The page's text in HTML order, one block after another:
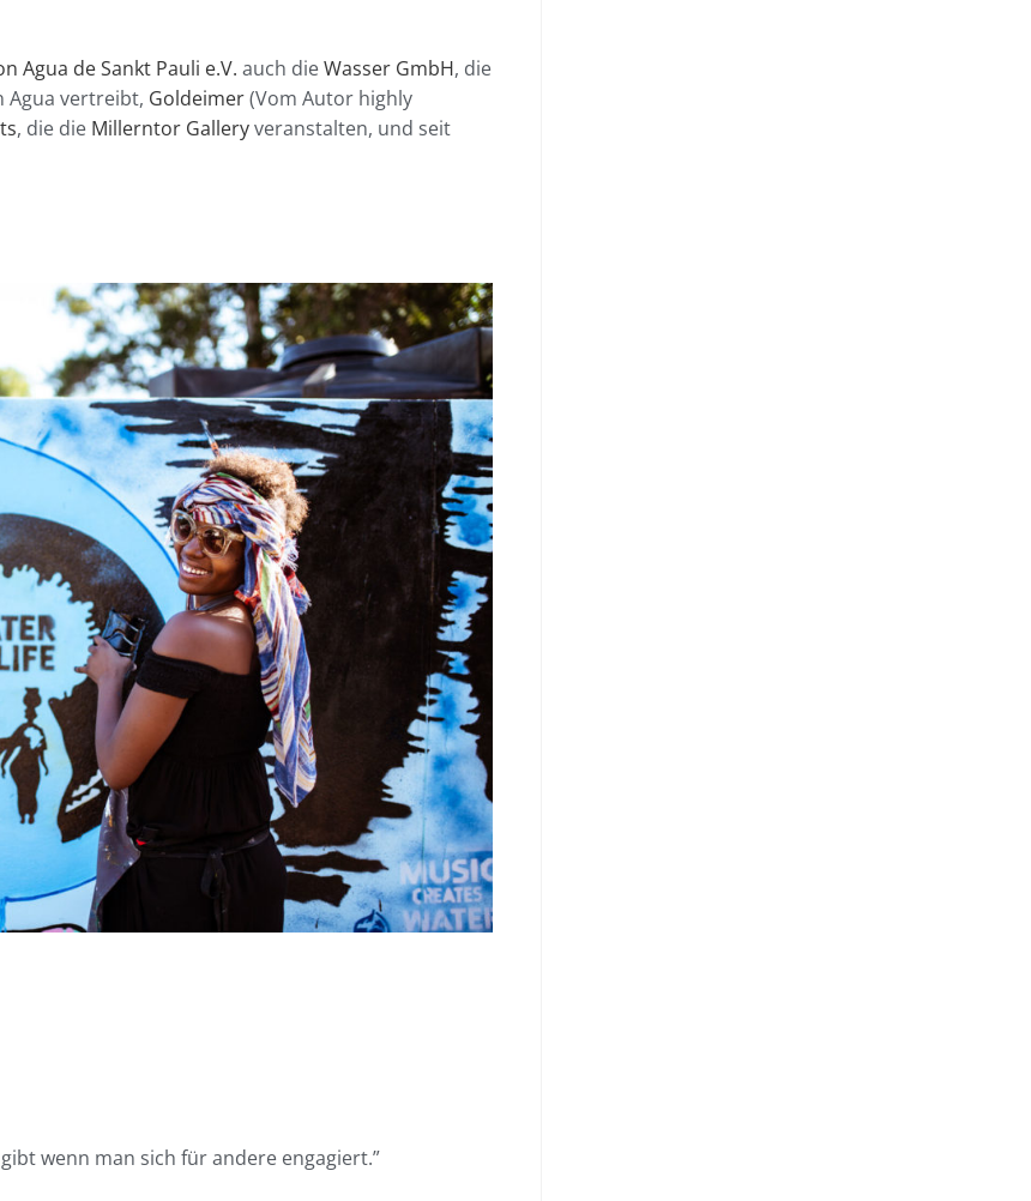
Agua de Sankt Pauli e.V. auch dieWasser GmbH, die
Agua vertreibt, Goldeimer(Vom Autor highly
, die die Millerntor Galleryveranstalten, und seit
wenn man sich für andere engagiert.”